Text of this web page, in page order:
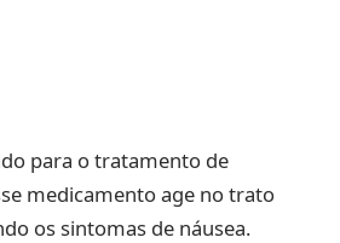
para o tratamento de
medicamento age no trato
os sintomas de náusea.